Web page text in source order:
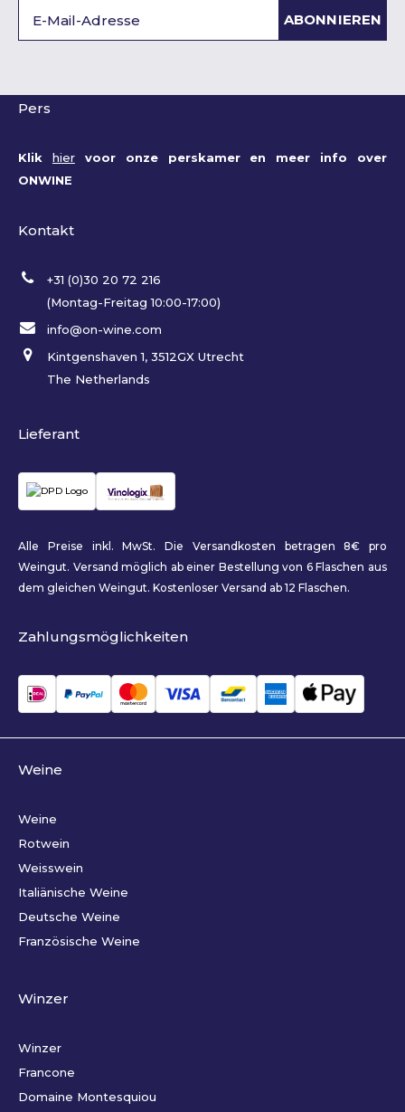
ABONNIEREN
Pers
Klik hiervoor onze perskamer en meer info over
ONWINE
Kontakt
+31 (0)30 20 72 216
(Montag-Freitag 10:00-17:00)
info@on-wine.com
Kintgenshaven 1, 3512GX Utrecht
The Netherlands
Lieferant
Alle Preise inkl. MwSt. Die Versandkosten betragen 8€ pro
Weingut. Versand möglich ab einer Bestellung von 6 Flaschen aus
dem gleichen Weingut. Kostenloser Versand ab 12 Flaschen.
Zahlungsmöglichkeiten
Weine
Weine
Rotwein
Weisswein
Italiänische Weine
Deutsche Weine
Französische Weine
Winzer
Winzer
Francone
Domaine Montesquiou